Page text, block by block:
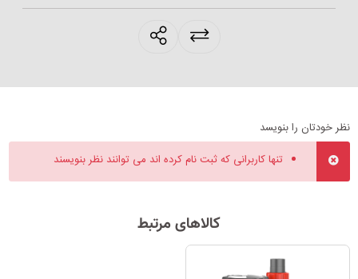
products.sharing
نظر خودتان را بنویسد
تنها کاربرانی که ثبت نام کرده اند می توانند نظر بنویسند
کالاهای مرتبط